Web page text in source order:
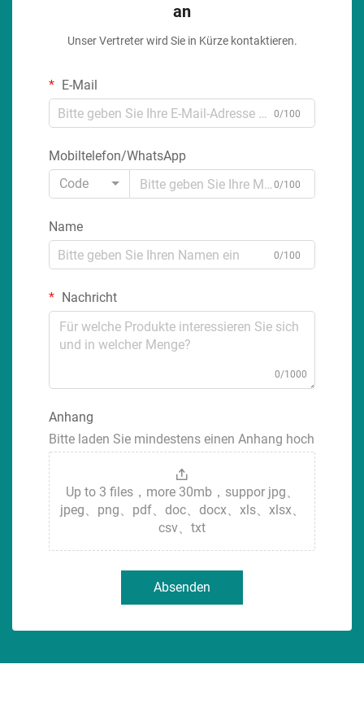
an
Unser Vertreter wird Sie in Kürze kontaktieren.
E-Mail
0/100
Mobiltelefon/WhatsApp
Code
0/100
Name
0/100
Nachricht
0/1000
Anhang
Bitte laden Sie mindestens einen Anhang hoch
Up to 3 files，more 30mb，suppor jpg、
jpeg、png、pdf、doc、docx、xls、xlsx、
csv、txt
Absenden